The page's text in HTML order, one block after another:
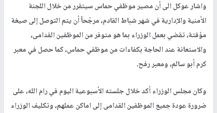
واشار عوكل الى أن مصير موظفي حماس سيتقرر من خلال اللجنة
الأمنية والإدارية في شهر شباط القادم، مرجّحاً أن يتم التوصل إلى صيغة
مؤقتة، تقضي بعمل الوزراء بما هو متوفر من الموظفين القدامى،
والاستعانة عند الحاجة بكفاءات من موظفي حماس، كما حصل في معبر
كرم أبو سالم، ومعبر رفح.
وكان مجلس الوزراء أكد خلال جلسته الأسبوعية اليوم في رام الله، على
ضرورة عودة جميع الموظفين القدامى إلى اماكن عملهم، وتكليف الوزراء